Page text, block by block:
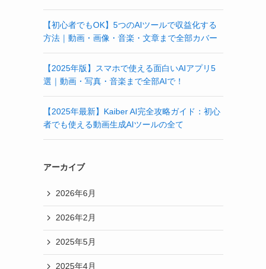
【初心者でもOK】5つのAIツールで収益化する
方法｜動画・画像・音楽・文章まで全部カバー
【2025年版】スマホで使える面白いAIアプリ5
選｜動画・写真・音楽まで全部AIで！
【2025年最新】Kaiber AI完全攻略ガイド：初心
者でも使える動画生成AIツールの全て
アーカイブ
2026年6月
2026年2月
2025年5月
2025年4月